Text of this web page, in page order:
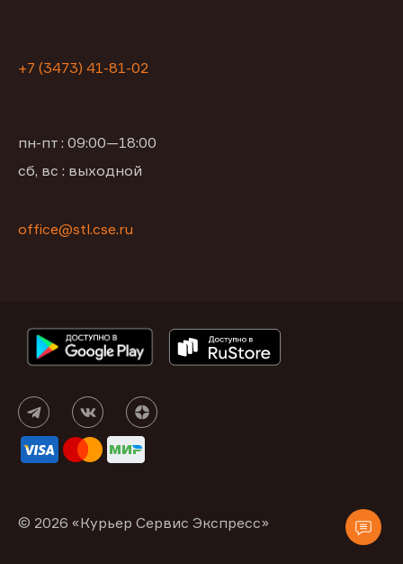
+7 (3473) 41-81-02
пн-пт : 09:00—18:00
сб, вс : выходной
office@stl.cse.ru
© 2026 «Курьер Сервис Экспресс»